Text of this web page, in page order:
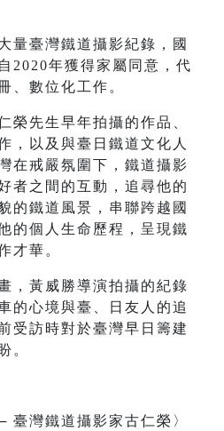
量臺灣鐵道攝影紀錄，國
2020年獲得家屬同意，代
、數位化工作。
榮先生早年拍攝的作品、
，以及與臺日鐵道文化人
在戒嚴氛圍下，鐵道攝影
者之間的互動，追尋他的
的鐵道風景，串聯跨越國
的個人生命歷程，呈現鐵
才華。
，黃威勝導演拍攝的紀錄
的心境與臺、日友人的追
受訪時對於臺灣早日籌建
。